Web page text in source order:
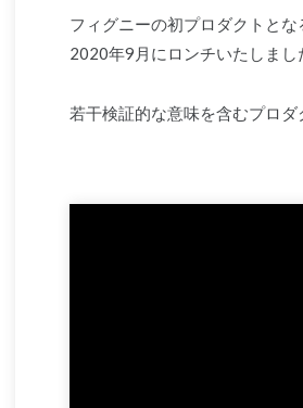
フィグニーの初プロダクトと
2020年9月にロンチいたしまし
若干検証的な意味を含むプロ